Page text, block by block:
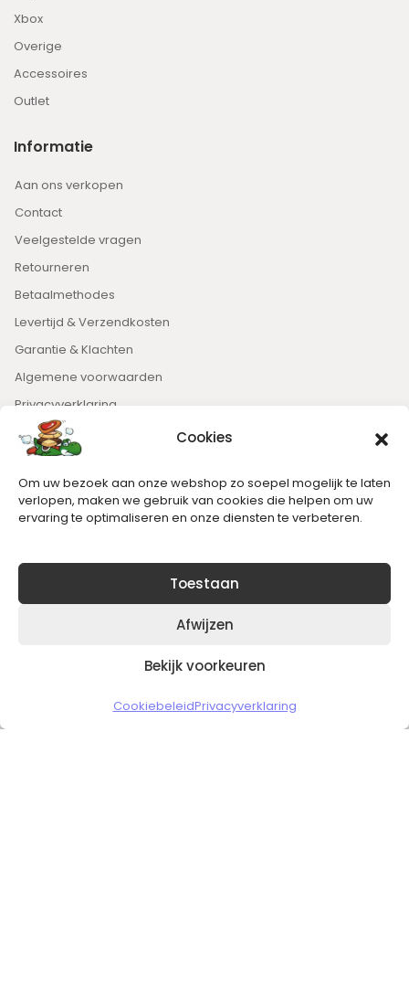
Cookies
Om uw bezoek aan onze webshop zo soepel mogelijk te laten
verlopen, maken we gebruik van cookies die helpen om uw
ervaring te optimaliseren en onze diensten te verbeteren.
Toestaan
Afwijzen
Bekijk voorkeuren
CookiebeleidPrivacyverklaring
Xbox
Overige
Accessoires
Outlet
Informatie
Aan ons verkopen
Contact
Veelgestelde vragen
Retourneren
Betaalmethodes
Levertijd & Verzendkosten
Garantie & Klachten
Algemene voorwaarden
Privacyverklaring
Nieuwsbrief
Blijft op de hoogte van het laatste nieuws.